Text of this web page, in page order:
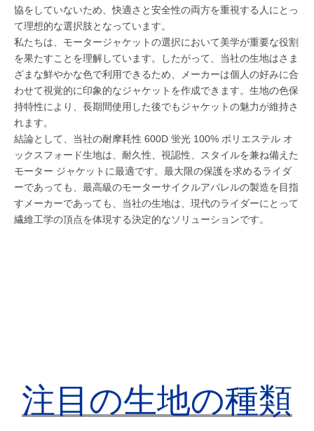
協をしていないため、快適さと安全性の両方を重視する人にとっ
て理想的な選択肢となっています。
私たちは、モータージャケットの選択において美学が重要な役割
を果たすことを理解しています。したがって、当社の生地はさま
ざまな鮮やかな色で利用できるため、メーカーは個人の好みに合
わせて視覚的に印象的なジャケットを作成できます。生地の色保
持特性により、長期間使用した後でもジャケットの魅力が維持さ
れます。
結論として、当社の耐摩耗性 600D 蛍光 100% ポリエステル オ
ックスフォード生地は、耐久性、視認性、スタイルを兼ね備えた
モーター ジャケットに最適です。最大限の保護を求めるライダ
ーであっても、最高級のモーターサイクルアパレルの製造を目指
すメーカーであっても、当社の生地は、現代のライダーにとって
繊維工学の頂点を体現する決定的なソリューションです。
注目の生地の種類